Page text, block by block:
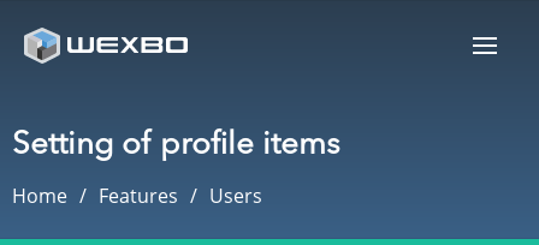
Setting of profile items
Home Features Users